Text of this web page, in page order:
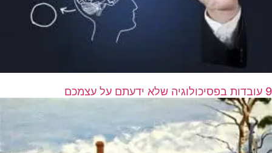
9 עובדות בפסיכולוגיה שלא ידעתם על עצמכם